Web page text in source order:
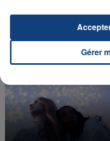
reconnu sa
TITRES DIFFUSÉS
Gérer